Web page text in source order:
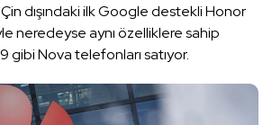
dışındaki ilk Google destekli Honor
neredeyse aynı özelliklere sahip
gibi Nova telefonları satıyor.